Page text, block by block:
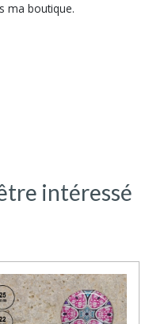
ma boutique.
intéressé